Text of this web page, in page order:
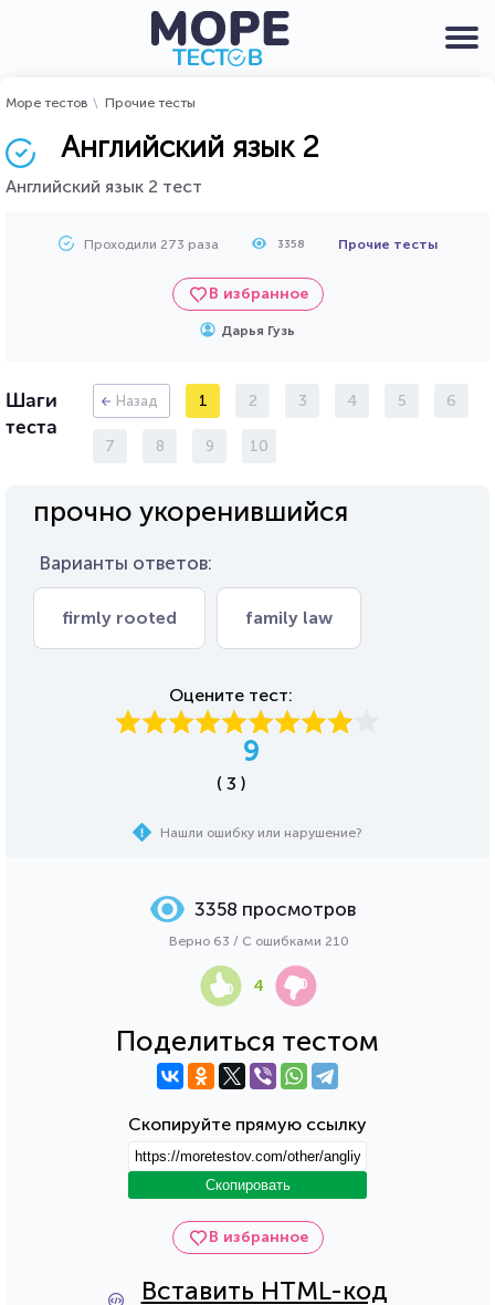
Море тестов Прочие тесты
Английский язык 2
Английский язык 2 тест
Проходили 273 раза 3358 Прочие тесты
В избранное
Дарья Гузь
Шаги
теста
Назад 1 2 3 4 5 6
7 8 9 10
прочно укоренившийся
Варианты ответов:
firmly rooted family law
Оцените тест:
9
( 3 )
Нашли ошибку или нарушение?
В избранное
Вставить HTML-код
Поделиться тестом
Скопируйте прямую ссылку
Скопировать
3358 просмотров
Верно 63 / С ошибками 210
4